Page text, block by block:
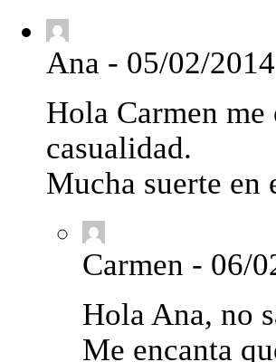
Ana - 05/02/
Hola Carmen
casualidad.
Mucha suerte en
Carmen - 06/
Hola Ana, no
Me encanta